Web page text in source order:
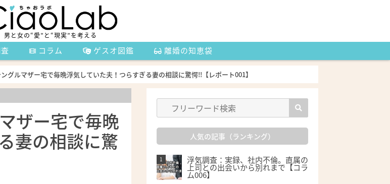
男と女の“愛”と“現実”を考える
コラム ゲスオ図鑑 離婚の知恵袋
グルマザー宅で毎晩浮気していた夫！つらすぎる妻の相談に驚愕!!【レポート001】
ザー宅で毎晩
妻の相談に驚
人気の記事（ランキング）
浮気調査：実録、社内不倫。直属の
上司との出会いから別れまで【コラ
ム006】